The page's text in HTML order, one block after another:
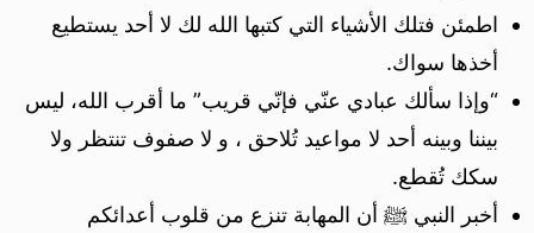
اطمئن فتلك الأشياء التي كتبها الله لك لا أحد يستطيع
أخذها سواك.
“وإذا سألك عبادي عنّي فإنّي قريب” ما أقرب الله، ليس
بيننا وبينه أحد لا مواعيد تُلاحق ، و لا صفوف تنتظر ولا
سكك تُقطع.
أخبر النبي ﷺ أن المهابة تنزع من قلوب أعدائكم